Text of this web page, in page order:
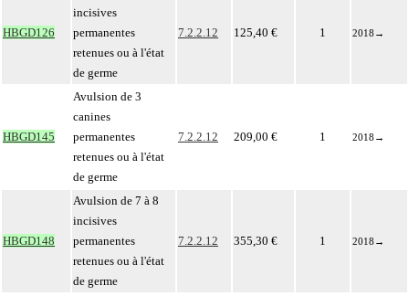
HBGD126
incisives
permanentes
retenues ou à l'état
de germe
7.2.2.12 125,40 € 1 2018 →
HBGD145
Avulsion de 3
canines
permanentes
retenues ou à l'état
de germe
7.2.2.12 209,00 € 1 2018 →
HBGD148
Avulsion de 7 à 8
incisives
permanentes
retenues ou à l'état
de germe
7.2.2.12 355,30 € 1 2018 →